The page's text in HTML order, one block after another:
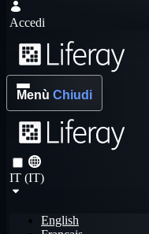
Accedi
Menù Chiudi
IT (IT)
English